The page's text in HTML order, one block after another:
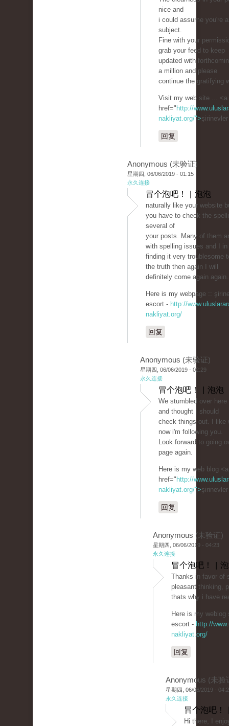
nice and
i could assume you're
subject.
Fine with your
grab your feed to keep
updated with
a million and please
continue the gratifying
Visit my web site ... <a
href=" http://
nakliyat.org/">
回复
Anonymous (未验证)
星期四, 06/06/2019 - 01:15
永久连接
冒个泡吧！ | 泡泡
naturally like your website
you have to check the
several of
your posts. Many of them
with spelling issues and I in
finding it very troublesome
the truth then again I will
definitely come again again.
Here is my webpage ::
escort - http://
nakliyat.org/
回复
Anonymous (未验证)
星期四, 06/06/2019 - 02:29
永久连接
冒个泡吧！ | 泡泡
We stumbled over
and thought I should
check things out. I like
now i'm following you.
Look forward to going
page again.
Here is my web blog <a
href=" http://
nakliyat.org/">
回复
Anonymous (未验证)
星期四, 06/06/2019 - 04:23
永久连接
冒个泡吧！ |
Thanks in favor of
pleasant thinking,
thats why i have
Here is my weblog
escort - http://
nakliyat.org/
回复
Anonymous (未验
星期四, 06/06/2019 -
永久连接
冒个泡吧！
Hi there, I